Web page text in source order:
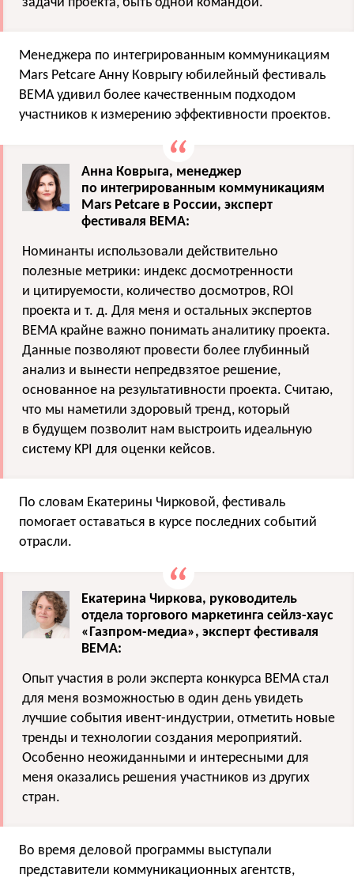
Менеджера по интегрированным коммуникациям
Mars Petcare Анну Коврыгу юбилейный фестиваль
BEMA удивил более качественным подходом
участников к измерению эффективности проектов.
Анна Коврыга, менеджер
по интегрированным коммуникациям
Mars Petcare в России, эксперт
фестиваля BEMA:
Номинанты использовали действительно
полезные метрики: индекс досмотренности
и цитируемости, количество досмотров, ROI
проекта и т. д. Для меня и остальных экспертов
BEMA крайне важно понимать аналитику проекта.
Данные позволяют провести более глубинный
анализ и вынести непредвзятое решение,
основанное на результативности проекта. Считаю,
что мы наметили здоровый тренд, который
в будущем позволит нам выстроить идеальную
систему KPI для оценки кейсов.
По словам Екатерины Чирковой, фестиваль
помогает оставаться в курсе последних событий
отрасли.
Екатерина Чиркова, руководитель
отдела торгового маркетинга cейлз-хаус
«Газпром-медиа», эксперт фестиваля
BEMA:
Опыт участия в роли эксперта конкурса BEMA стал
для меня возможностью в один день увидеть
лучшие события ивент-индустрии, отметить новые
тренды и технологии создания мероприятий.
Особенно неожиданными и интересными для
меня оказались решения участников из других
стран.
Во время деловой программы выступали
представители коммуникационных агентств,